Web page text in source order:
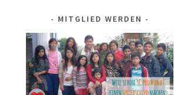
MITGLIED WERDEN